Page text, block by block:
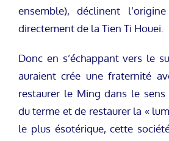
ensemble), déclinent
directement de la Tien Ti Houei.
Donc en s’échappant vers le
auraient crée une fraternité
restaurer le Ming dans le
du terme et de restaurer la «
le plus ésotérique, cette